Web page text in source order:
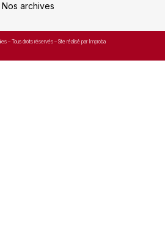
Nos archives
– Tous droits réservés – Site réalisé par Improba